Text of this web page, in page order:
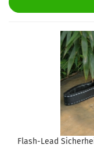
Flash-Lead